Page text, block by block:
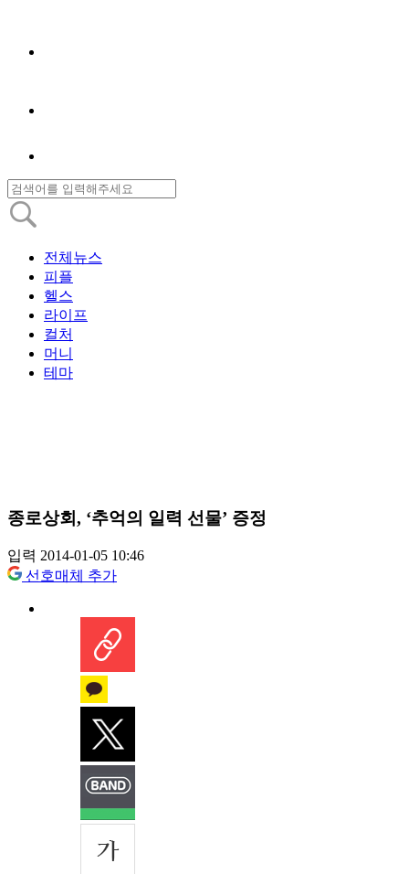
전체뉴스
피플
헬스
라이프
컬처
머니
테마
종로상회, ‘추억의 일력 선물’ 증정
입력 2014-01-05 10:46
선호매체 추가